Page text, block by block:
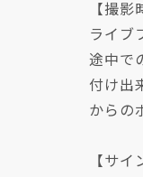
【撮影
ライブ
途中で
付け出
からの
【サイ